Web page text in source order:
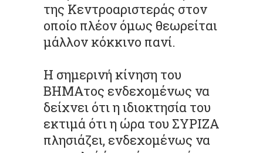
της Κεντροαριστεράς στον
οποίο πλέον όμως θεωρείται
μάλλον κόκκινο πανί.
Η σημερινή κίνηση του
ΒΗΜΑτος ενδεχομένως να
δείχνει ότι η ιδιοκτησία του
εκτιμά ότι η ώρα του ΣΥΡΙΖΑ
πλησιάζει, ενδεχομένως να